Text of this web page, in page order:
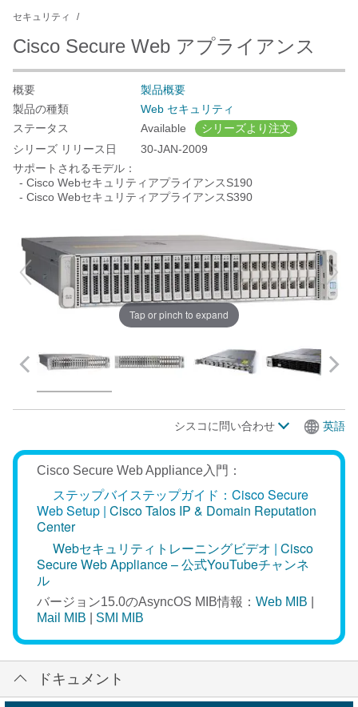
セキュリティ
Cisco Secure Web アプライアンス
概要
製品概要
製品の種類
Web セキュリティ
ステータス
Available
シリーズより注文
シリーズ リリース日
30-JAN-2009
サポートされるモデル：
- Cisco WebセキュリティアプライアンスS190
- Cisco WebセキュリティアプライアンスS390
Tap or pinch to expand
シスコに問い合わせ 英語
Cisco Secure Web Appliance入門：
ステップバイステップガイド：Cisco Secure
Web Setup | Cisco Talos IP & Domain Reputation
Center
Webセキュリティトレーニングビデオ | Cisco
Secure Web Appliance – 公式YouTubeチャンネ
ル
バージョン15.0のAsyncOS MIB情報： Web MIB
Mail MIB
SMI MIB
ドキュメント